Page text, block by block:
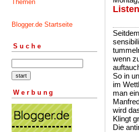
Themen
Blogger.de Startseite
Suche
Werbung
wenn
So in
im
man
wird
Klingt
Die